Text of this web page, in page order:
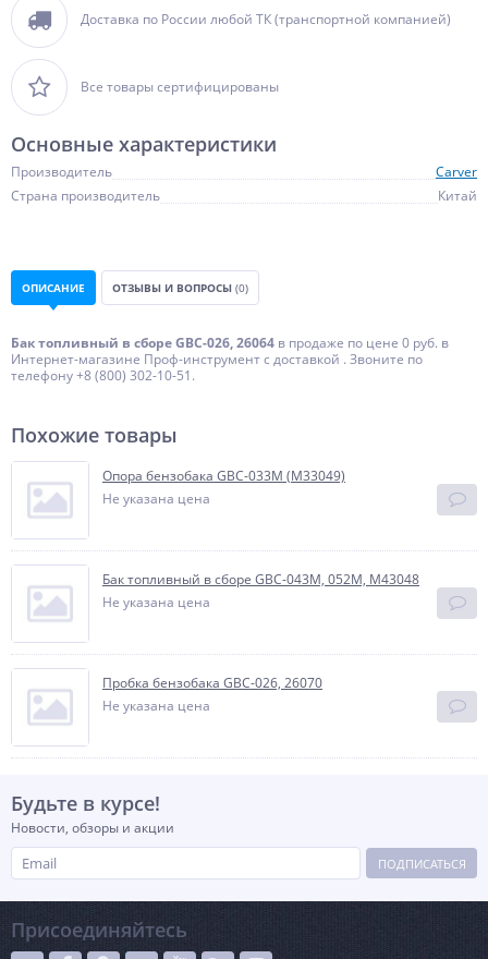
Доставка по России любой ТК (транспортной компанией)
Все товары сертифицированы
Основные характеристики
Производитель
Carver
Страна производитель
Китай
ОПИСАНИЕ ОТЗЫВЫ И ВОПРОСЫ (0)
Бак топливный в сборе GBC-026, 26064 в продаже по цене 0 руб. в
Интернет-магазине Проф-инструмент с доставкой . Звоните по
телефону +8 (800) 302-10-51.
Похожие товары
Опора бензобака GBC-033М (М33049)
Не указана цена
Бак топливный в сборе GBC-043М, 052М, М43048
Не указана цена
Пробка бензобака GBC-026, 26070
Не указана цена
Будьте в курсе!
Новости, обзоры и акции
ПОДПИСАТЬСЯ
Присоединяйтесь